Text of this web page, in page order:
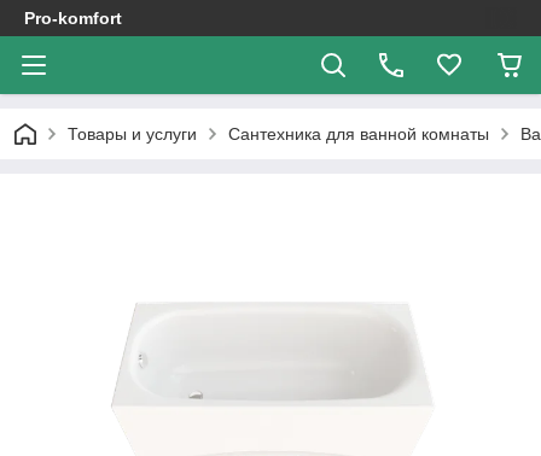
Pro-komfort
Товары и услуги Сантехника для ванной комнаты